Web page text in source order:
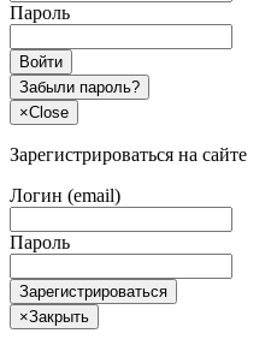
Пароль
Войти
Забыли пароль?
×Close
Зарегистрироваться на сайте
Логин (email)
Пароль
Зарегистрироваться
×Закрыть